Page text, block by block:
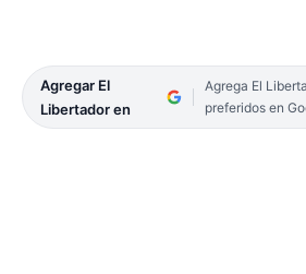
Agregar El
Libertador en
Agrega El
preferidos en